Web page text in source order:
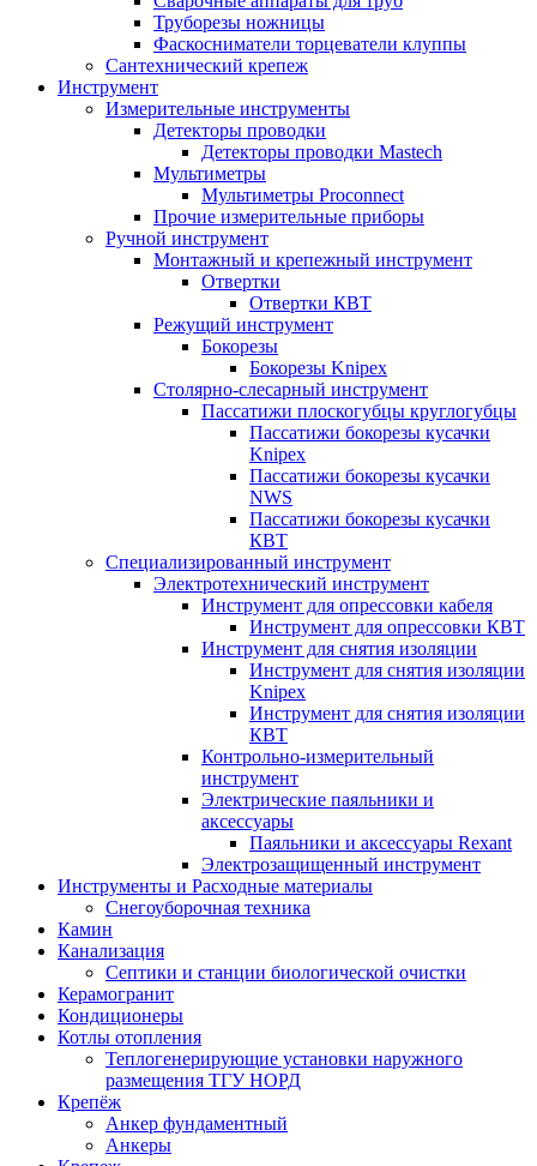
Труборезы ножницы
Фаскосниматели торцеватели клуппы
Сантехнический крепеж
Инструмент
Измерительные инструменты
Детекторы проводки
Детекторы проводки Mastech
Мультиметры
Мультиметры Proconnect
Прочие измерительные приборы
Ручной инструмент
Монтажный и крепежный инструмент
Отвертки
Отвертки КВТ
Режущий инструмент
Бокорезы
Бокорезы Knipex
Столярно-слесарный инструмент
Пассатижи плоскогубцы круглогубцы
Пассатижи бокорезы кусачки
Knipex
Пассатижи бокорезы кусачки
NWS
Пассатижи бокорезы кусачки
КВТ
Специализированный инструмент
Электротехнический инструмент
Инструмент для опрессовки кабеля
Инструмент для опрессовки КВТ
Инструмент для снятия изоляции
Инструмент для снятия изоляции
Knipex
Инструмент для снятия изоляции
КВТ
Контрольно-измерительный
инструмент
Электрические паяльники и
аксессуары
Паяльники и аксессуары Rexant
Электрозащищенный инструмент
Инструменты и Расходные материалы
Снегоуборочная техника
Камин
Канализация
Септики и станции биологической очистки
Керамогранит
Кондиционеры
Котлы отопления
Теплогенерирующие установки наружного
размещения ТГУ НОРД
Крепёж
Анкер фундаментный
Анкеры